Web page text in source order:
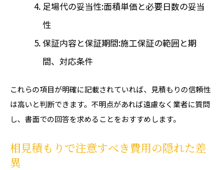
足場代の妥当性:面積単価と必要日数の妥当
性
保証内容と保証期間:施工保証の範囲と期
間、対応条件
これらの項目が明確に記載されていれば、見積もりの信頼性
は高いと判断できます。不明点があれば遠慮なく業者に質問
し、書面での回答を求めることをおすすめします。
相見積もりで注意すべき費用の隠れた差
異